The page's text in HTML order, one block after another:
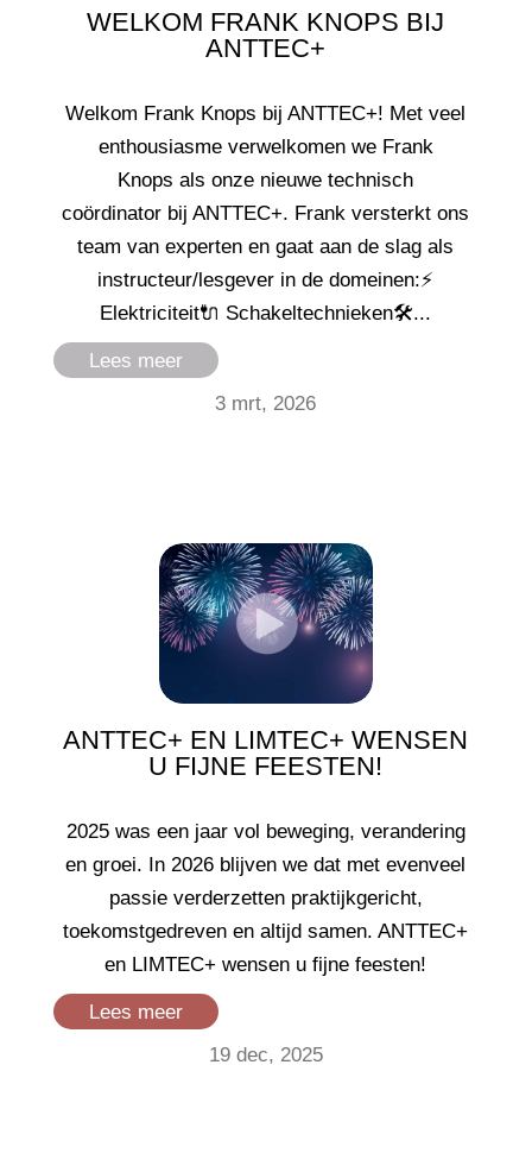
WELKOM FRANK KNOPS BIJ
ANTTEC+
3 mrt, 2026
Welkom Frank Knops bij ANTTEC+! Met veel
enthousiasme verwelkomen we Frank
Knops als onze nieuwe technisch
coördinator bij ANTTEC+. Frank versterkt ons
team van experten en gaat aan de slag als
instructeur/lesgever in de domeinen:⚡
Elektriciteit🔌 Schakeltechnieken🛠...
Lees meer
ANTTEC+ EN LIMTEC+ WENSEN
U FIJNE FEESTEN!
19 dec, 2025
2025 was een jaar vol beweging, verandering
en groei. In 2026 blijven we dat met evenveel
passie verderzetten praktijkgericht,
toekomstgedreven en altijd samen. ANTTEC+
en LIMTEC+ wensen u fijne feesten!
Lees meer